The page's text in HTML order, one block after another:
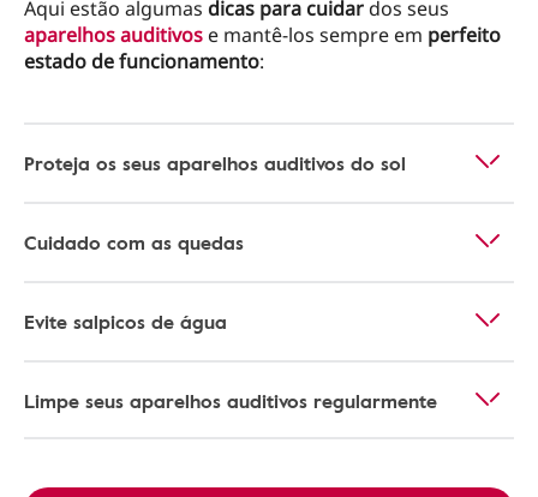
Aqui estão algumas dicas para cuidardos seus
aparelhos auditivos e mantê-los sempre em perfeito
estado de funcionamento:
Proteja os seus aparelhos auditivos do sol
Cuidado com as quedas
Evite salpicos de água
Limpe seus aparelhos auditivos regularmente